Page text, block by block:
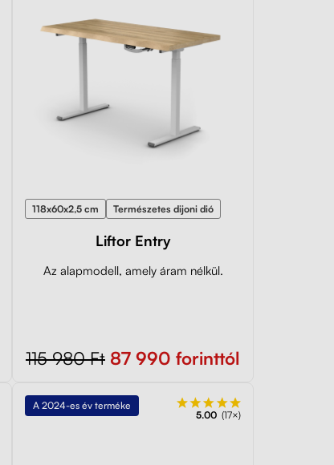
118x60x2,5 cm Természetes dijoni dió
Liftor Entry
Az alapmodell, amely áram nélkül.
115 980 Ft 87 990 forinttól
A 2024-es év terméke
5.00 (17×)